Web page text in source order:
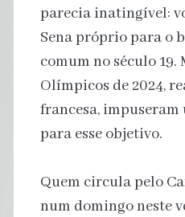
parecia inatingível:
Sena próprio para o
comum no século 19.
Olímpicos de 2024,
francesa,
para esse objetivo.
Quem circula pelo
num domingo neste